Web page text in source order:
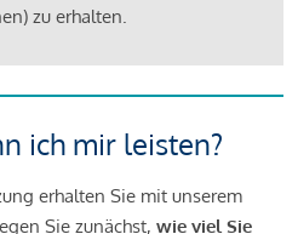
zu erhalten.
ich mir leisten?
erhalten Sie mit unserem
Sie zunächst, wie viel Sie